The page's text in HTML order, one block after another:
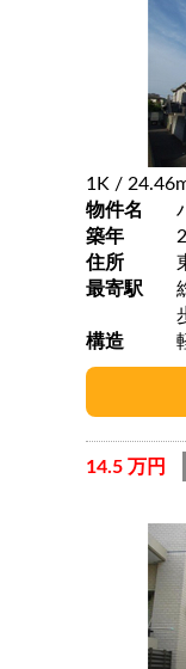
1K /
物件名
築年
住所
最寄駅
構造
14.5 万円